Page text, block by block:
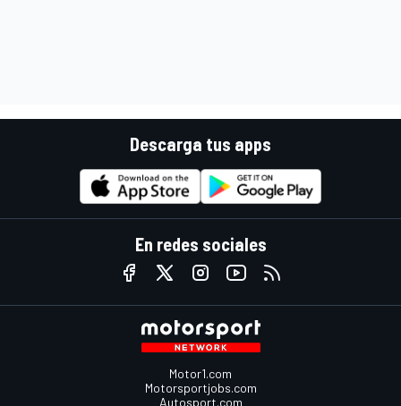
Descarga tus apps
En redes sociales
Motor1.com
Motorsportjobs.com
Autosport.com